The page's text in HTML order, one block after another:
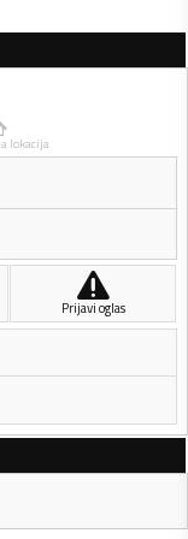
lokacija
Prijavi oglas